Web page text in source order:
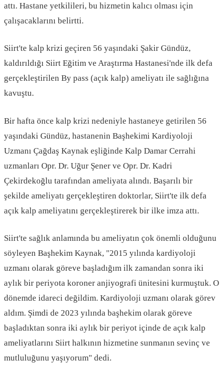
attı. Hastane yetkilileri, bu hizmetin kalıcı olması için
çalışacaklarını belirtti.
Siirt'te kalp krizi geçiren 56 yaşındaki Şakir Gündüz,
kaldırıldığı Siirt Eğitim ve Araştırma Hastanesi'nde ilk defa
gerçekleştirilen By pass (açık kalp) ameliyatı ile sağlığına
kavuştu.
Bir hafta önce kalp krizi nedeniyle hastaneye getirilen 56
yaşındaki Gündüz, hastanenin Başhekimi Kardiyoloji
Uzmanı Çağdaş Kaynak eşliğinde Kalp Damar Cerrahi
uzmanları Opr. Dr. Uğur Şener ve Opr. Dr. Kadri
Çekirdekoğlu tarafından ameliyata alındı. Başarılı bir
şekilde ameliyatı gerçekleştiren doktorlar, Siirt'te ilk defa
açık kalp ameliyatını gerçekleştirerek bir ilke imza attı.
Siirt'te sağlık anlamında bu ameliyatın çok önemli olduğunu
söyleyen Başhekim Kaynak, "2015 yılında kardiyoloji
uzmanı olarak göreve başladığım ilk zamandan sonra iki
aylık bir periyota koroner anjiyografi ünitesini kurmuştuk. O
dönemde idareci değildim. Kardiyoloji uzmanı olarak görev
aldım. Şimdi de 2023 yılında başhekim olarak göreve
başladıktan sonra iki aylık bir periyot içinde de açık kalp
ameliyatlarını Siirt halkının hizmetine sunmanın sevinç ve
mutluluğunu yaşıyorum" dedi.